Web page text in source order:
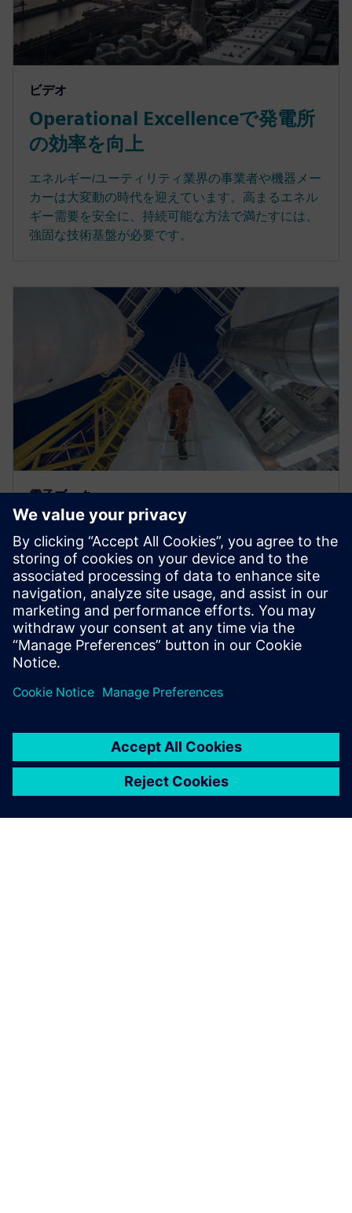
ビデオ
Operational Excellenceで発電所
の効率を向上
エネルギー/ユーティリティ業界の事業者や機器メー
カーは大変動の時代を迎えています。高まるエネル
ギー需要を安全に、持続可能な方法で満たすには、
強固な技術基盤が必要です。
電子ブック
エネルギー・システムのオペレー
ションのためのIoTエネルギー管
理
エネルギー企業は不安定な市場、脱炭素化、地政学
的情勢による混乱に直面しています。